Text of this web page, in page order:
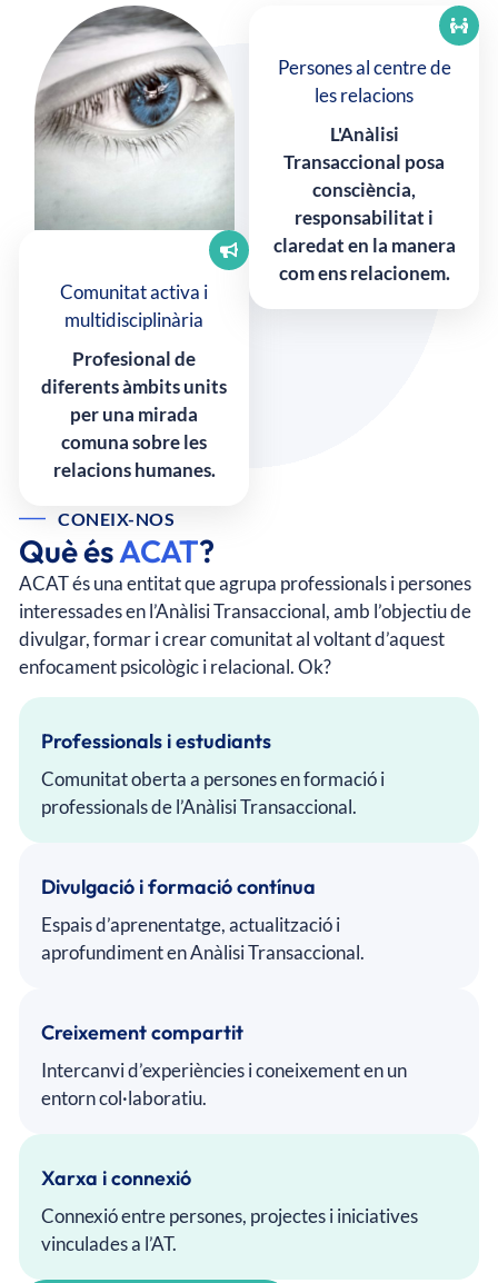
Comunitat activa i
multidisciplinària
Profesional de
diferents àmbits units
per una mirada
comuna sobre les
relacions humanes.
Persones al centre de
les relacions
L'Anàlisi
Transaccional posa
consciència,
responsabilitat i
claredat en la manera
com ens relacionem.
CONEIX-NOS
Què ésACAT?
ACAT és una entitat que agrupa professionals i persones
interessades en l’Anàlisi Transaccional, amb l’objectiu de
divulgar, formar i crear comunitat al voltant d’aquest
enfocament psicològic i relacional. Ok?
Professionals i estudiants
Comunitat oberta a persones en formació i
professionals de l’Anàlisi Transaccional.
Divulgació i formació contínua
Espais d’aprenentatge, actualització i
aprofundiment en Anàlisi Transaccional.
Creixement compartit
Intercanvi d’experiències i coneixement en un
entorn col·laboratiu.
Xarxa i connexió
Connexió entre persones, projectes i iniciatives
vinculades a l’AT.